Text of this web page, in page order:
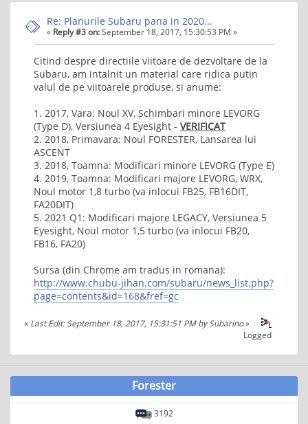
Re: Planurile Subaru pana in 2020...
« Reply #3 on:September 18, 2017, 15:30:53 PM »
Citind despre directiile viitoare de dezvoltare de la
Subaru, am intalnit un material care ridica putin
valul de pe viitoarele produse, si anume:
1. 2017, Vara: Noul XV, Schimbari minore LEVORG
(Type D), Versiunea 4 Eyesight - VERIFICAT
2. 2018, Primavara: Noul FORESTER, Lansarea lui
ASCENT
3. 2018, Toamna: Modificari minore LEVORG (Type E)
4. 2019, Toamna: Modificari majore LEVORG, WRX,
Noul motor 1,8 turbo (va inlocui FB25, FB16DIT,
FA20DIT)
5. 2021 Q1: Modificari majore LEGACY, Versiunea 5
Eyesight, Noul motor 1,5 turbo (va inlocui FB20,
FB16, FA20)
Sursa (din Chrome am tradus in romana):
http://www.chubu-jihan.com/subaru/news_list.php?
page=contents&id=168&fref=gc
« Last Edit: September 18, 2017, 15:31:51 PM by Subarino»
Logged
Forester
3192